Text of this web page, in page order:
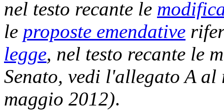
nel testo recante le
le proposte emendative
legge, nel testo recante le
Senato, vedi l'allegato A al
maggio 2012).